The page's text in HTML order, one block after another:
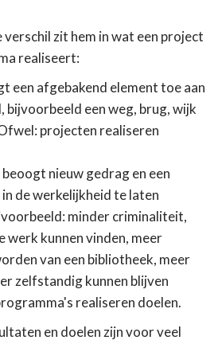
zit hem in wat een project
realiseert:
een afgebakend element toe aan
bijvoorbeeld een weg, brug, wijk
projecten realiseren
nieuw gedrag en een
de werkelijkheid te laten
minder criminaliteit,
werk kunnen vinden, meer
van een bibliotheek, meer
zelfstandig kunnen blijven
realiseren doelen.
en doelen zijn voor veel